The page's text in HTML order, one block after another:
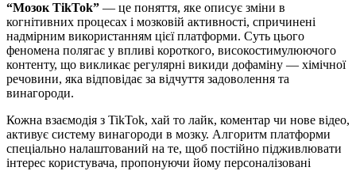
“Мозок TikTok” — це поняття, яке описує зміни в
когнітивних процесах і мозковій активності, спричинені
надмірним використанням цієї платформи. Суть цього
феномена полягає у впливі короткого, високостимулюючого
контенту, що викликає регулярні викиди дофаміну — хімічної
речовини, яка відповідає за відчуття задоволення та
винагороди.
Кожна взаємодія з TikTok, хай то лайк, коментар чи нове відео,
активує систему винагороди в мозку. Алгоритм платформи
спеціально налаштований на те, щоб постійно підживлювати
інтерес користувача, пропонуючи йому персоналізовані